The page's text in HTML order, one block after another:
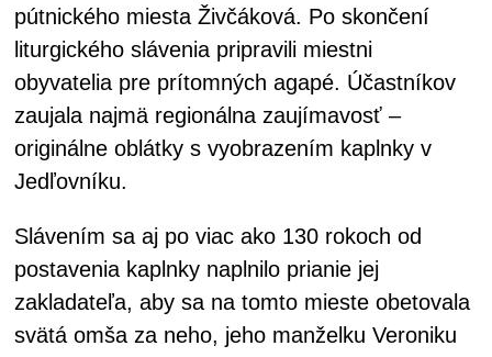
pútnického miesta Živčáková. Po skončení
liturgického slávenia pripravili miestni
obyvatelia pre prítomných agapé. Účastníkov
zaujala najmä regionálna zaujímavosť –
originálne oblátky s vyobrazením kaplnky v
Jedľovníku.
Slávením sa aj po viac ako 130 rokoch od
postavenia kaplnky naplnilo prianie jej
zakladateľa, aby sa na tomto mieste obetovala
svätá omša za neho, jeho manželku Veroniku